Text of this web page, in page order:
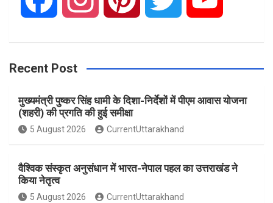
c
e
b
o
s
t
a
n
e
i
t
u
u
Recent Post
मुख्यमंत्री पुष्कर सिंह धामी के दिशा-निर्देशों में पीएम आवास योजना
(शहरी) की प्रगति की हुई समीक्षा
5 August 2026 CurrentUttarakhand
वैश्विक संस्कृत अनुसंधान में भारत-नेपाल पहल का उत्तराखंड ने
किया नेतृत्व
5 August 2026 CurrentUttarakhand